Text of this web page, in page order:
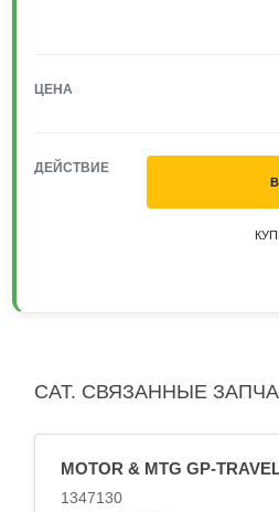
ЦЕНА
ДЕЙСТВИЕ
CAT. СВЯЗАННЫЕ
MOTOR & MTG GP-
1347130